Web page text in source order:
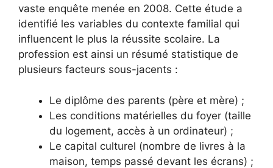
vaste enquête menée en 2008. Cette étude a
identifié les variables du contexte familial qui
influencent le plus la réussite scolaire. La
profession est ainsi un résumé statistique de
plusieurs facteurs sous-jacents :
Le diplôme des parents (père et mère) ;
Les conditions matérielles du foyer (taille
du logement, accès à un ordinateur) ;
Le capital culturel (nombre de livres à la
maison, temps passé devant les écrans) ;